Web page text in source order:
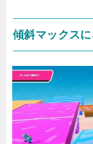
傾斜マックス